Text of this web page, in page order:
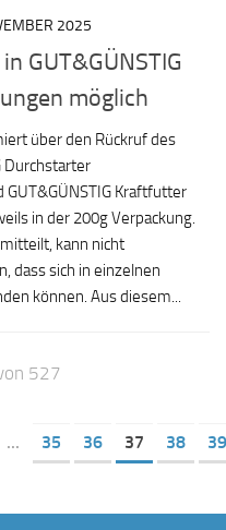
2025
GUT&GÜNSTIG
möglich
über den Rückruf des
Durchstarter
Kraftfutter
in der 200g Verpackung.
kann nicht
dass sich in einzelnen
können. Aus diesem...
527
... 35 36 37 38
39